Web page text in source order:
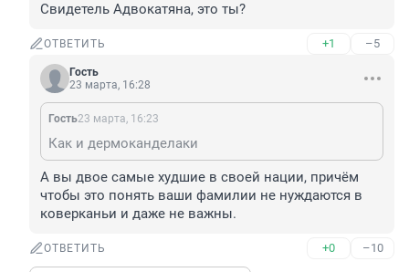
Свидетель Адвокатяна, это ты?
ОТВЕТИТЬ +1 –5
Гость
23 марта, 16:28
Гость23 марта, 16:23
Как и дермоканделаки
А вы двое самые худшие в своей нации, причём
чтобы это понять ваши фамилии не нуждаются в
коверканьи и даже не важны.
ОТВЕТИТЬ +0 –10